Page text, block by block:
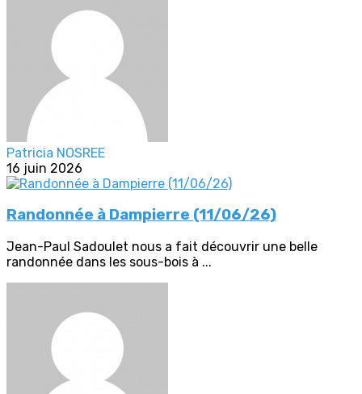
Patricia NOSREE
16 juin 2026
Randonnée à Dampierre (11/06/26)
Jean-Paul Sadoulet nous a fait découvrir une belle
randonnée dans les sous-bois à ...